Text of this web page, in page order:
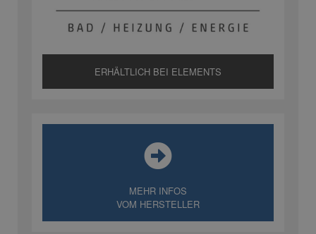
ERHÄLTLICH BEI ELEMENTS
MEHR INFOS
VOM HERSTELLER